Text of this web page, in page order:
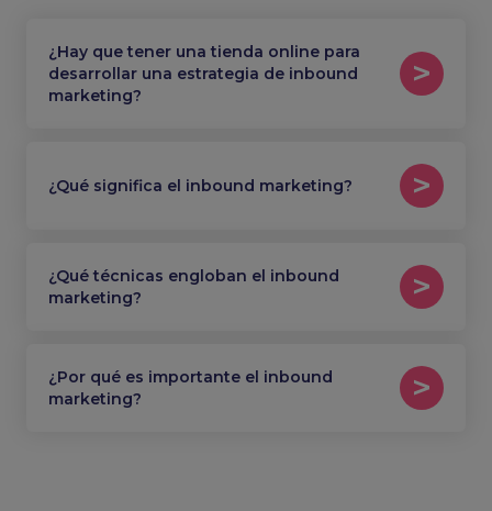
¿Hay que tener una tienda online para
desarrollar una estrategia de inbound
marketing?
¿Qué significa el inbound marketing?
¿Qué técnicas engloban el inbound
marketing?
¿Por qué es importante el inbound
marketing?